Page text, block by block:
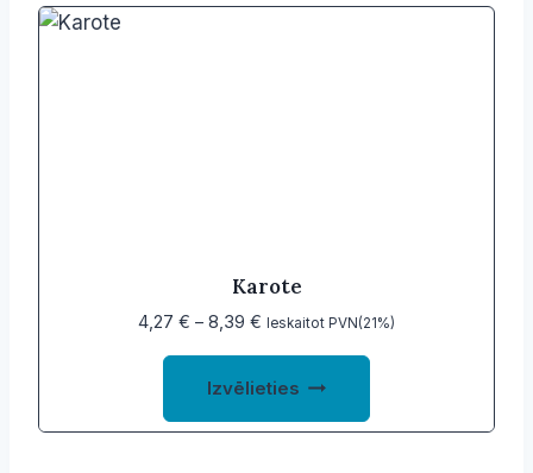
Karote
4,27 € – 8,39 € Price
8,39 €
Ieskaitot PVN(21%)
Izvēlieties
This
has